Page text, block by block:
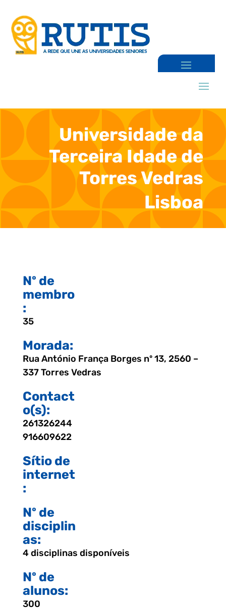
Universidade da
Terceira Idade de
Torres Vedras
Lisboa
Nº de
membro
:
35
Morada:
Rua António França Borges nº 13, 2560 –
337 Torres Vedras
Contact
o(s):
261326244
916609622
Sítio de
internet
:
Nº de
disciplin
as:
4 disciplinas disponíveis
Nº de
alunos:
300